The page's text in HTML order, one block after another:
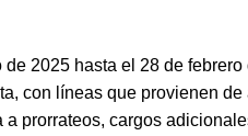
2025 hasta el 28 de
con líneas que provienen
prorrateos, cargos